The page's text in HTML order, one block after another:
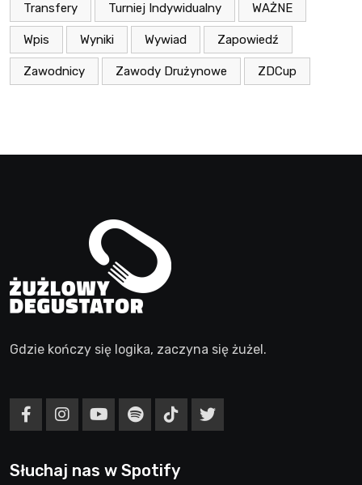
Transfery Turniej Indywidualny WAŻNE
Wpis Wyniki Wywiad Zapowiedź
Zawodnicy Zawody Drużynowe ZDCup
Gdzie kończy się logika, zaczyna się żużel.
Słuchaj nas w Spotify